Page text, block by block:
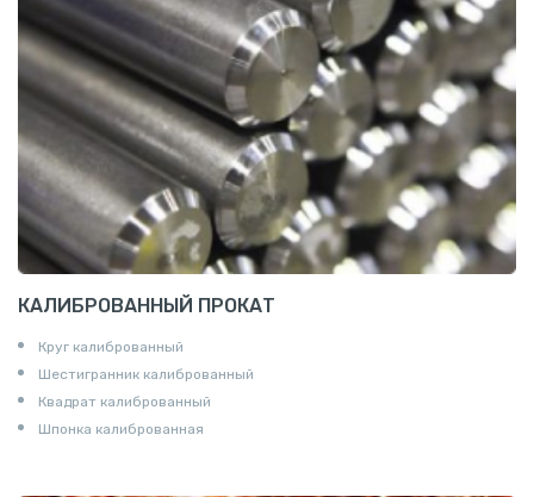
Крестовины
Контргайки
КАЛИБРОВАННЫЙ ПРОКАТ
Круг калиброванный
Шестигранник калиброванный
Квадрат калиброванный
Шпонка калиброванная